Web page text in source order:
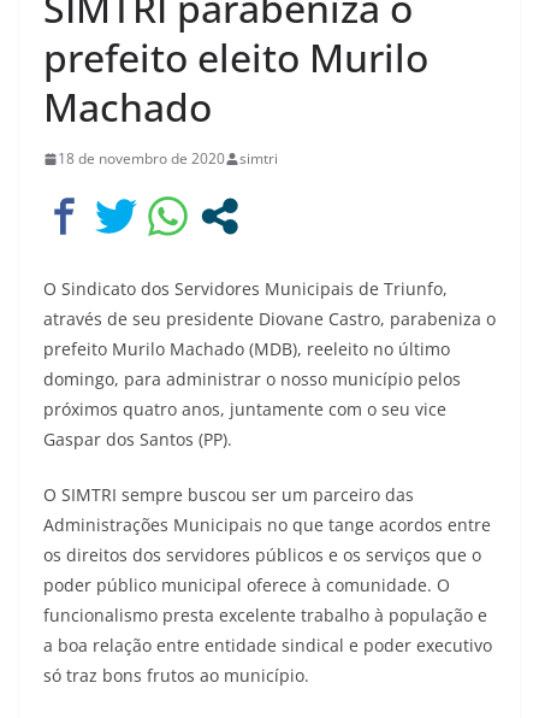
prefeito eleito Murilo
Machado
18 de novembro de 2020 simtri
O Sindicato dos Servidores Municipais de Triunfo,
através de seu presidente Diovane Castro, parabeniza o
prefeito Murilo Machado (MDB), reeleito no último
domingo, para administrar o nosso município pelos
próximos quatro anos, juntamente com o seu vice
Gaspar dos Santos (PP).
O SIMTRI sempre buscou ser um parceiro das
Administrações Municipais no que tange acordos entre
os direitos dos servidores públicos e os serviços que o
poder público municipal oferece à comunidade. O
funcionalismo presta excelente trabalho à população e
a boa relação entre entidade sindical e poder executivo
só traz bons frutos ao município.